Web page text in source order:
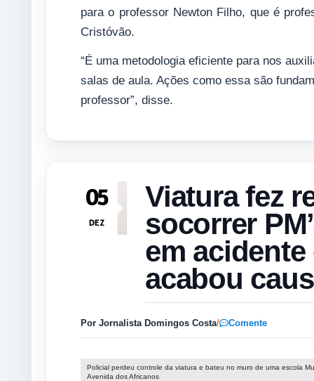
para o professor Newton Filho, que é
Cristóvão.
“É uma metodologia eficiente para nos
salas de aula. Ações como essa são
professor”, disse.
05
DEZ
Viatura fez
socorrer
em
acabou
Por Jornalista Domingos Costa/ Comente
Policial perdeu controle da viatura e bateu no muro de uma escola
Avenida dos Africanos